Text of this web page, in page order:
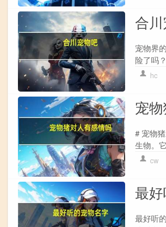
合
宠物界
险了吗
hc
宠
# 宠物
生物。
cw
最
最好听